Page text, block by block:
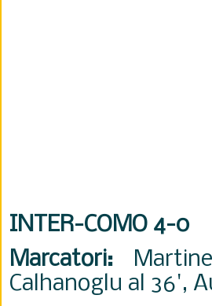
INTER-COMO 4-0
Marcatori:
Calhanoglu al 36',